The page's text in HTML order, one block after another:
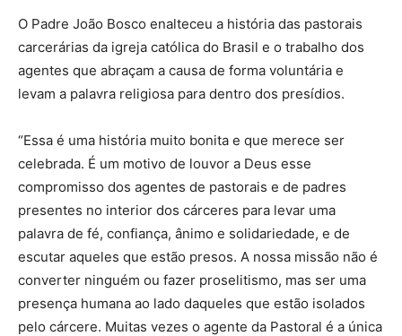
O Padre João Bosco enalteceu a história das pastorais
carcerárias da igreja católica do Brasil e o trabalho dos
agentes que abraçam a causa de forma voluntária e
levam a palavra religiosa para dentro dos presídios.
“Essa é uma história muito bonita e que merece ser
celebrada. É um motivo de louvor a Deus esse
compromisso dos agentes de pastorais e de padres
presentes no interior dos cárceres para levar uma
palavra de fé, confiança, ânimo e solidariedade, e de
escutar aqueles que estão presos. A nossa missão não é
converter ninguém ou fazer proselitismo, mas ser uma
presença humana ao lado daqueles que estão isolados
pelo cárcere. Muitas vezes o agente da Pastoral é a única